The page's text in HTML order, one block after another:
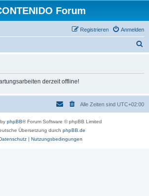
Forum
Anmelden
Registrieren
derzeit offline!
Alle Zeiten sind UTC+02:00
phpBB® Forum Software © phpBB Limited
Übersetzung durch phpBB.de
| Nutzungsbedingungen